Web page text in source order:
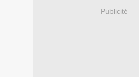
Publicité